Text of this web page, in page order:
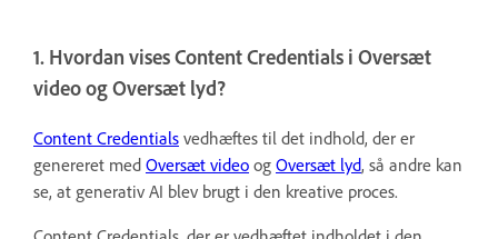
1. Hvordan vises Content Credentials i Oversæt
video og Oversæt lyd?
Content Credentials vedhæftes til det indhold, der er
genereret med Oversæt video og Oversæt lyd, så andre kan
se, at generativ AI blev brugt i den kreative proces.